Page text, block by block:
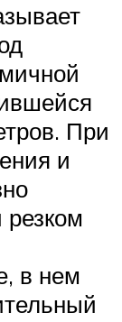
При
и
в нем